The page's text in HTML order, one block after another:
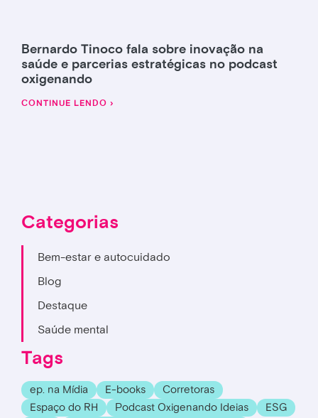
Bernardo Tinoco fala sobre inovação na
saúde e parcerias estratégicas no podcast
oxigenando
CONTINUE LENDO ›
Categorias
Bem-estar e autocuidado
Blog
Destaque
Saúde mental
Tags
ep. na Mídia E-books
Corretoras
Espaço do RH
Podcast Oxigenando Ideias
ESG